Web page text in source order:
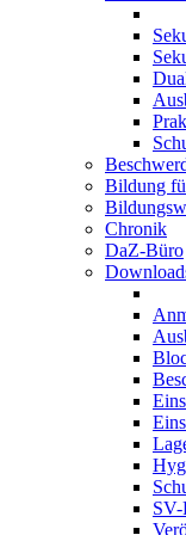
Bildung
Chronik
DaZ-Büro
SV-